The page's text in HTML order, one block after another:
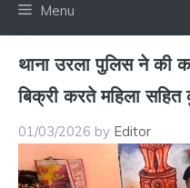
Menu
थाना उरला पुलिस ने की
बिक्री करते महिला
01/03/2026 by Editor